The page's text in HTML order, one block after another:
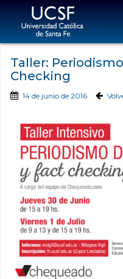
Taller:
Checking
14 de junio de 2016